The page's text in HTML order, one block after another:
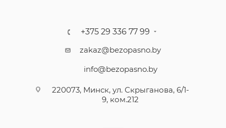
+375 29 336 77 99
zakaz@bezopasno.by
info@bezopasno.by
220073, Минск, ул. Скрыганова, 6/1-
9, ком.212